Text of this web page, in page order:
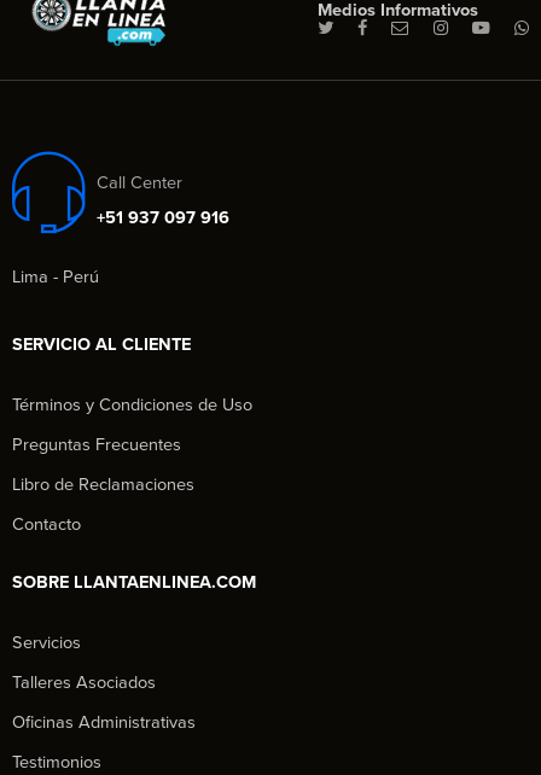
Medios Informativos
Call Center
+51 937 097 916
Lima - Perú
SERVICIO AL CLIENTE
Términos y Condiciones de Uso
Preguntas Frecuentes
Libro de Reclamaciones
Contacto
SOBRE LLANTAENLINEA.COM
Servicios
Talleres Asociados
Oficinas Administrativas
Testimonios